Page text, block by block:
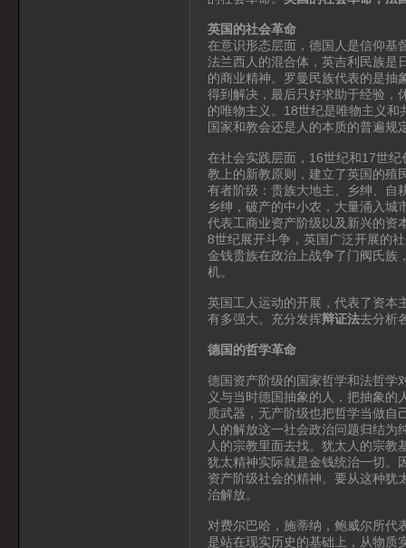
英国的社会革命
在意识形态层面，德国人是信仰基
法兰西人的混合体，英吉利民族是
的商业精神。罗曼民族代表的是抽
得到解决，最后只好求助于经验，
的唯物主义。18世纪是唯物主义
国家和教会还是人的本质的普遍规
在社会实践层面，16世纪和17世
教上的新教原则，建立了英国的殖
有者阶级：贵族大地主、乡绅、自
乡绅，破产的中小农，大量涌入城
代表工商业资产阶级以及新兴的资
8世纪展开斗争，英国广泛开展的
金钱贵族在政治上战争了门阀氏族
机。
英国工人运动的开展，代表了资本
有多强大。充分发挥辩证法去分析
德国的哲学革命
德国资产阶级的国家哲学和法哲学
义与当时德国抽象的人，把抽象
质武器，无产阶级也把哲学当做自
人的解放这一社会政治问题归结
人的宗教里面去找。犹太人的宗
犹太精神实际就是金钱统治一切。
资产阶级社会的精神。要从这种犹
治解放。
对费尔巴哈，施蒂纳，鲍威尔所代
是站在现实历史的基础上，从物质